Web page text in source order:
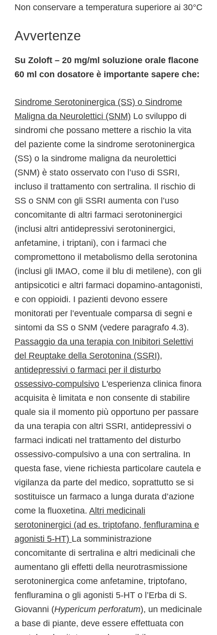
Non conservare a temperatura superiore ai 30°C
Avvertenze
Su Zoloft – 20 mg/ml soluzione orale flacone
60 ml con dosatore è importante sapere che:
Sindrome Serotoninergica (SS) o Sindrome
Maligna da Neurolettici (SNM) Lo sviluppo di
sindromi che possano mettere a rischio la vita
del paziente come la sindrome serotoninergica
(SS) o la sindrome maligna da neurolettici
(SNM) è stato osservato con l’uso di SSRI,
incluso il trattamento con sertralina. Il rischio di
SS o SNM con gli SSRI aumenta con l’uso
concomitante di altri farmaci serotoninergici
(inclusi altri antidepressivi serotoninergici,
anfetamine, i triptani), con i farmaci che
compromettono il metabolismo della serotonina
(inclusi gli IMAO, come il blu di metilene), con gli
antipsicotici e altri farmaci dopamino-antagonisti,
e con oppioidi. I pazienti devono essere
monitorati per l’eventuale comparsa di segni e
sintomi da SS o SNM (vedere paragrafo 4.3).
Passaggio da una terapia con Inibitori Selettivi
del Reuptake della Serotonina (SSRI),
antidepressivi o farmaci per il disturbo
ossessivo-compulsivo L'esperienza clinica finora
acquisita è limitata e non consente di stabilire
quale sia il momento più opportuno per passare
da una terapia con altri SSRI, antidepressivi o
farmaci indicati nel trattamento del disturbo
ossessivo-compulsivo a una con sertralina. In
questa fase, viene richiesta particolare cautela e
vigilanza da parte del medico, soprattutto se si
sostituisce un farmaco a lunga durata d’azione
come la fluoxetina. Altri medicinali
serotoninergici (ad es. triptofano, fenfluramina e
agonisti 5-HT) La somministrazione
concomitante di sertralina e altri medicinali che
aumentano gli effetti della neurotrasmissione
serotoninergica come anfetamine, triptofano,
fenfluramina o gli agonisti 5-HT o l’Erba di S.
Giovanni (Hypericum perforatum), un medicinale
a base di piante, deve essere effettuata con